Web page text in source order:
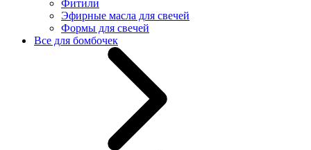
Фитили
Эфирные масла для свечей
Формы для свечей
Все для бомбочек